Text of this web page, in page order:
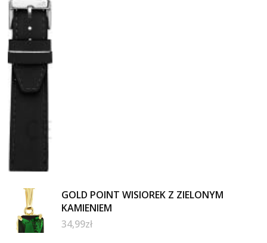
GOLD POINT WISIOREK Z ZIELONYM
KAMIENIEM
34,99zł